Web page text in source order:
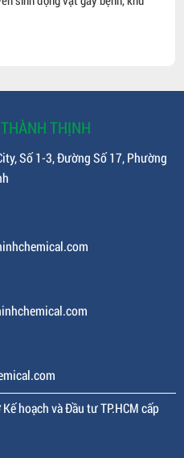
THỊNH
Số 1-3, Đường Số 17, Phường
hoạch và Đầu tư TP.HCM cấp